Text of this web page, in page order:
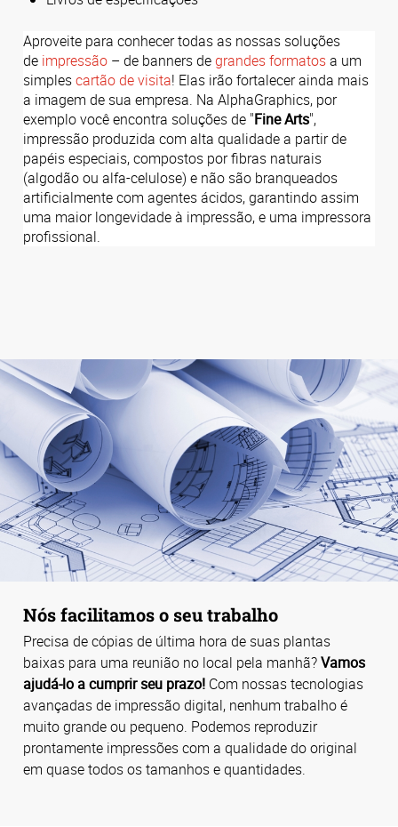
Aproveite para conhecer todas as nossas soluções
de impressão – de banners degrandes formatosa um
simplescartão de visita! Elas irão fortalecer ainda mais
a imagem de sua empresa. Na AlphaGraphics, por
exemplo você encontra soluções de "Fine Arts",
impressão produzida com alta qualidade a partir de
papéis especiais, compostos por fibras naturais
(algodão ou alfa-celulose) e não são branqueados
artificialmente com agentes ácidos, garantindo assim
uma maior longevidade à impressão, e uma impressora
profissional.
Nós facilitamos o seu trabalho
Precisa de cópias de última hora de suas plantas
baixas para uma reunião no local pela manhã?Vamos
ajudá-lo a cumprir seu prazo! Com nossas tecnologias
avançadas de impressão digital, nenhum trabalho é
muito grande ou pequeno. Podemos reproduzir
prontamente impressões com a qualidade do original
em quase todos os tamanhos e quantidades.